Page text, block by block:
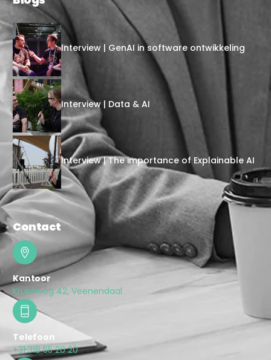
Interview | GenAI in software ontwikkeling
Interview | Data & AI
Interview | The importance of Explainable AI
Contact
Kantoor
Kruisboog 42, Veenendaal
Telefoon
+31 318 55 20 20